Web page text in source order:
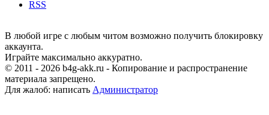
RSS
В любой игре с любым читом возможно получить блокировку
аккаунта.
Играйте максимально аккуратно.
© 2011 - 2026 b4g-akk.ru - Копирование и распространение
материала запрещено.
Для жалоб: написать Администратор